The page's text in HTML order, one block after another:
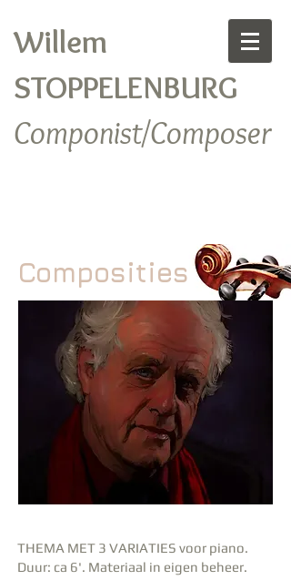
Willem
STOPPELENBURG
Componist/Composer
THEMA MET 3 VARIATIES voor piano.
Duur: ca 6'. Materiaal in eigen beheer.
Composities